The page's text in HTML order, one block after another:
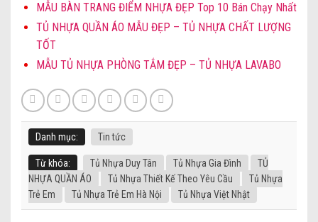
MẪU BÀN TRANG ĐIỂM NHỰA ĐẸP Top 10 Bán Chạy Nhất
TỦ NHỰA QUẦN ÁO MẪU ĐẸP – TỦ NHỰA CHẤT LƯỢNG
TỐT
MẪU TỦ NHỰA PHÒNG TẮM ĐẸP – TỦ NHỰA LAVABO
Danh mục: Tin tức
Từ khóa: Tủ Nhựa Duy Tân Tủ Nhựa Gia Đình
TỦ
NHỰA QUẦN ÁO
Tủ Nhựa Thiết Kế Theo Yêu Cầu
Tủ Nhựa
Trẻ Em
Tủ Nhựa Trẻ Em Hà Nội Tủ Nhựa Việt Nhật